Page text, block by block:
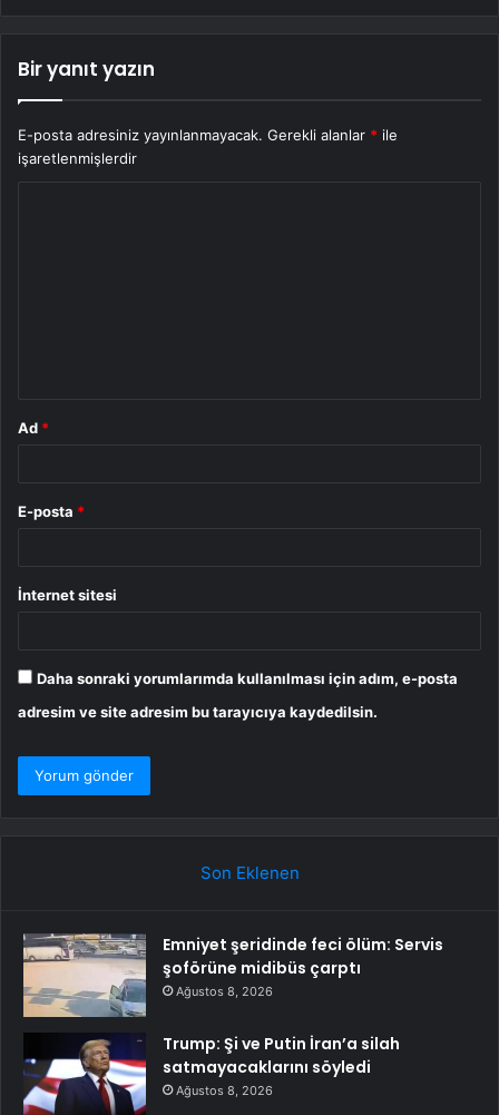
Bir yanıt yazın
E-posta adresiniz yayınlanmayacak. Gerekli alanlar * ile
işaretlenmişlerdir
Ad *
E-posta *
İnternet sitesi
Daha sonraki yorumlarımda kullanılması için adım, e-posta
adresim ve site adresim bu tarayıcıya kaydedilsin.
Son Eklenen
Emniyet şeridinde feci ölüm: Servis
şoförüne midibüs çarptı
Ağustos 8, 2026
Trump: Şi ve Putin İran’a silah
satmayacaklarını söyledi
Ağustos 8, 2026